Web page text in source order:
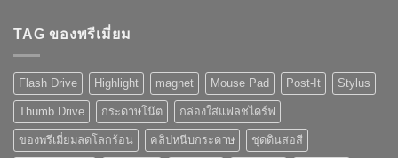
การ
ดี
แค่
ไหน
พิมพ์
ไหน
เหมาะ
กับ
พรี
เมี่
TAG ของพรีเมี่ยม
Flash Drive Highlight magnet Mouse Pad Post-It Stylus
Thumb Drive กระดาษโน๊ต กล่องใส่แฟลชไดร์ฟ
ของพรีเมี่ยมลดโลกร้อน คลิปหนีบกระดาษ ชุดดินสอสี